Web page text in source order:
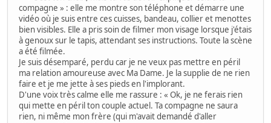
compagne » : elle me montre son téléphone et démarre une
vidéo où je suis entre ces cuisses, bandeau, collier et menottes
bien visibles. Elle a pris soin de filmer mon visage lorsque j'étais
à genoux sur le tapis, attendant ses instructions. Toute la scène
a été filmée.
Je suis désemparé, perdu car je ne veux pas mettre en péril
ma relation amoureuse avec Ma Dame. Je la supplie de ne rien
faire et je me jette à ses pieds en l'implorant.
D'une voix très calme elle me rassure : « Ok, je ne ferais rien
qui mette en péril ton couple actuel. Ta compagne ne saura
rien, ni même mon frère (qui m'avait demandé d'aller